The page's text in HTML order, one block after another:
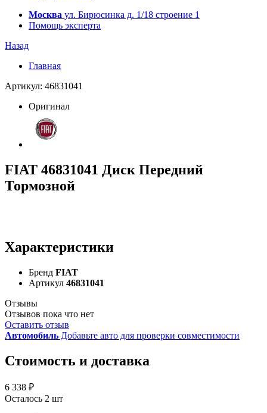
Москва ул. Бирюсинка д. 1/18 строение 1
Помощь эксперта
Назад
Главная
Артикул: 46831041
Оригинал
FIAT 46831041 Диск Передний
Тормозной
Характеристики
Бренд FIAT
Артикул 46831041
Отзывы
Отзывов пока что нет
Оставить отзыв
Автомобиль Добавьте авто для проверки совместимости
Стоимость и доставка
6 338 ₽
Осталось 2 шт